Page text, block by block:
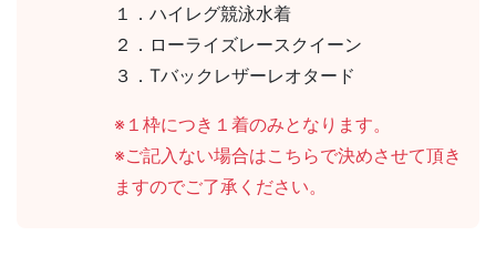
１．ハイレグ競泳水着
２．ローライズレースクイーン
３．Tバックレザーレオタード
※１枠につき１着のみとなります。
※ご記入ない場合はこちらで決めさせて頂き
ますのでご了承ください。